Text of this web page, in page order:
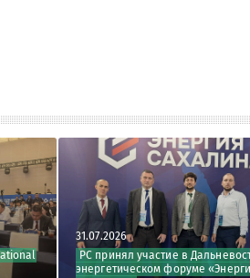
31.07.2026
РС принял участие в Дальневосточном
энергетическом форуме «Энергия